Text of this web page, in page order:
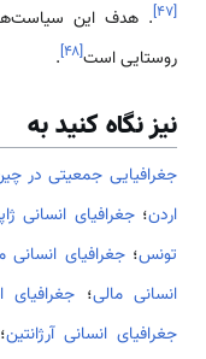
[۴۷]. هدف این
روستایی است[۴۸]
.
نیز نگاه کنید به
جغرافیایی جمعیتی در
اردن؛جغرافیای انسانی
تونس؛جغرافیای انسانی
انسانی مالی؛ جغرافیای
جغرافیای انسانی آرژانتین؛